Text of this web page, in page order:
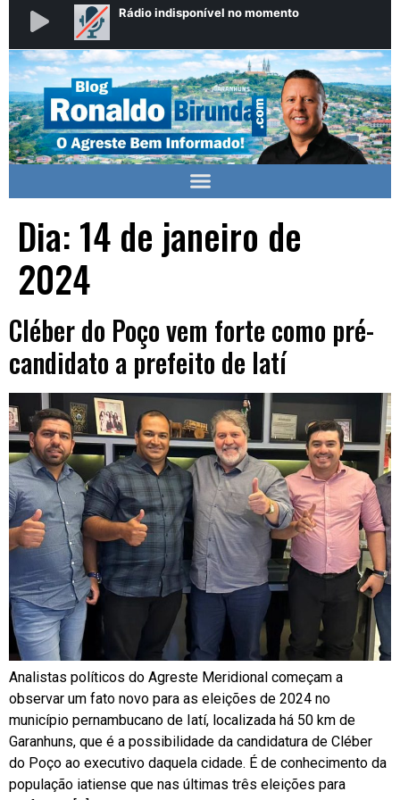
Dia: 14 de janeiro de
2024
Cléber do Poço vem forte como pré-
candidato a prefeito de Iatí
Analistas políticos do Agreste Meridional começam a
observar um fato novo para as eleições de 2024 no
município pernambucano de Iatí, localizada há 50 km de
Garanhuns, que é a possibilidade da candidatura de Cléber
do Poço ao executivo daquela cidade. É de conhecimento da
população iatiense que nas últimas três eleições para